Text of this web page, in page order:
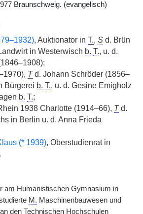
Braunschweig. (evangelisch)
, Auktionator in T., S d. Brün
in Westerwisch b. T., u. d.
Td. Johann Schröder (1856–
Bürgerei b. T., u. d. Gesine Emigholz
b. T.;
1938 Charlotte (1914–66), Td.
in Berlin u. d. Anna Frieda
(* 1939), Oberstudienrat in
am Humanistischen Gymnasium in
M. Maschinenbauwesen und
den Technischen Hochschulen